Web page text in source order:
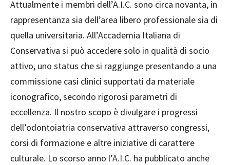
Attualmente i membri dell’A.I.C. sono circa novanta, in
rappresentanza sia dell’area libero professionale sia di
quella universitaria. All’Accademia Italiana di
Conservativa si può accedere solo in qualità di socio
attivo, uno status che si raggiunge presentando a una
commissione casi clinici supportati da materiale
iconografico, secondo rigorosi parametri di
eccellenza. Il nostro scopo è divulgare i progressi
dell’odontoiatria conservativa attraverso congressi,
corsi di formazione e altre iniziative di carattere
culturale. Lo scorso anno l’A.I.C. ha pubblicato anche